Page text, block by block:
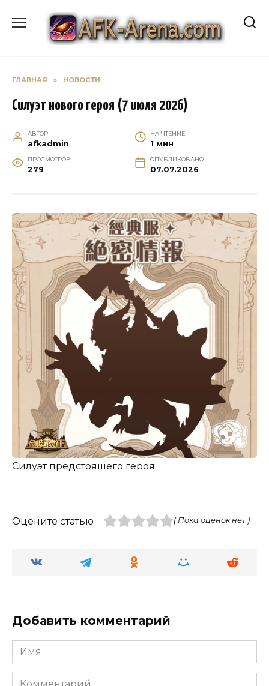
содержанию
ГЛАВНАЯ » НОВОСТИ
Силуэт нового героя (7 июля 2026)
АВТОР
afkadmin
НА ЧТЕНИЕ
1 мин
ПРОСМОТРОВ
279
ОПУБЛИКОВАНО
07.07.2026
Силуэт предстоящего героя
Оцените статью ( Пока оценок нет )
Добавить комментарий
Имя
Комментарий